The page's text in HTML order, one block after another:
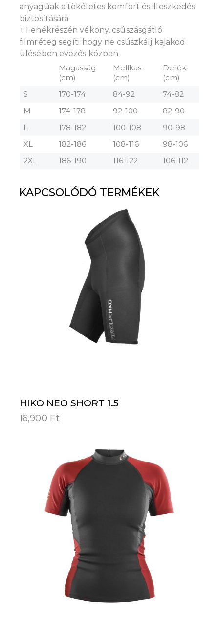
anyagúak a tökéletes komfort és illeszkedés
biztosítására
+ Fenékrészén vékony, csúszásgátló
filmréteg segíti hogy ne csúszkálj kajakod
ülésében evezés közben.
Magasság
(cm)
Mellkas
(cm)
Derék
(cm)
S
170-174 84-92
74-82
M
174-178 92-100
82-90
L
178-182 100-108
90-98
XL
182-186 108-116
98-106
2XL
186-190 116-122 106-112
KAPCSOLÓDÓ TERMÉKEK
HIKO NEO SHORT 1.5
16,900 Ft